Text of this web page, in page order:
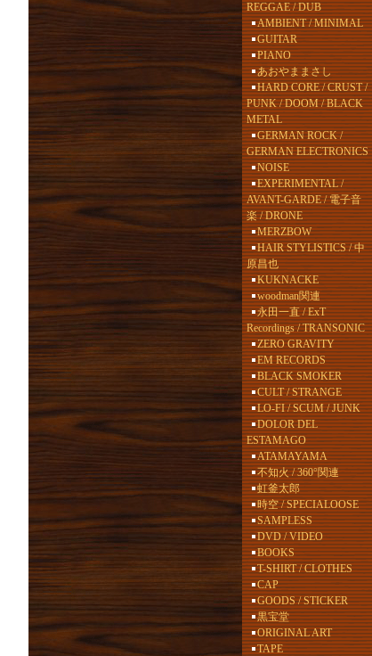
REGGAE / DUB
AMBIENT / MINIMAL
GUITAR
PIANO
あおやままさし
HARD CORE / CRUST /
PUNK / DOOM / BLACK
METAL
GERMAN ROCK /
GERMAN ELECTRONICS
NOISE
EXPERIMENTAL /
AVANT-GARDE / 電子音
楽 / DRONE
MERZBOW
HAIR STYLISTICS / 中
原昌也
KUKNACKE
woodman関連
永田一直 / ExT
Recordings / TRANSONIC
ZERO GRAVITY
EM RECORDS
BLACK SMOKER
CULT / STRANGE
LO-FI / SCUM / JUNK
DOLOR DEL
ESTAMAGO
ATAMAYAMA
不知火 / 360°関連
虹釜太郎
時空 / SPECIALOOSE
SAMPLESS
DVD / VIDEO
BOOKS
T-SHIRT / CLOTHES
CAP
GOODS / STICKER
黒宝堂
ORIGINAL ART
TAPE